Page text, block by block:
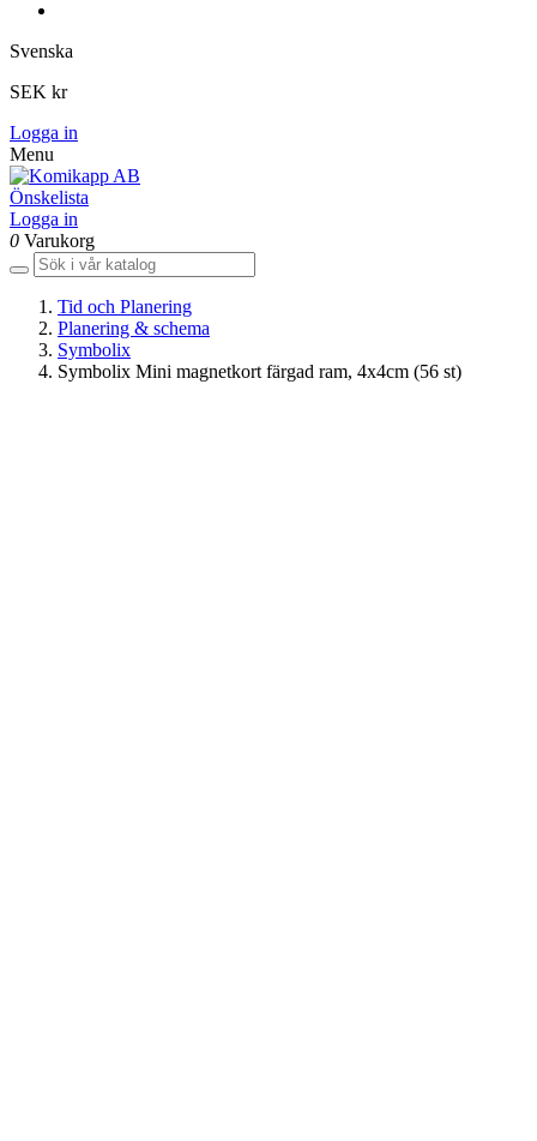
Svenska
SEK kr
Logga in
Menu
Önskelista
Logga in
0 Varukorg
Tid och Planering
Planering & schema
Symbolix
Symbolix Mini magnetkort färgad ram, 4x4cm (56 st)